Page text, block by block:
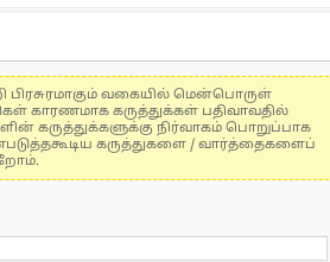
பிரசுரமாகும் வகையில் மென்பொருள்
காரணமாக கருத்துக்கள் பதிவாவதில்
கருத்துக்களுக்கு நிர்வாகம் பொறுப்பாக
கருத்துகளை / வார்த்தைகளைப்